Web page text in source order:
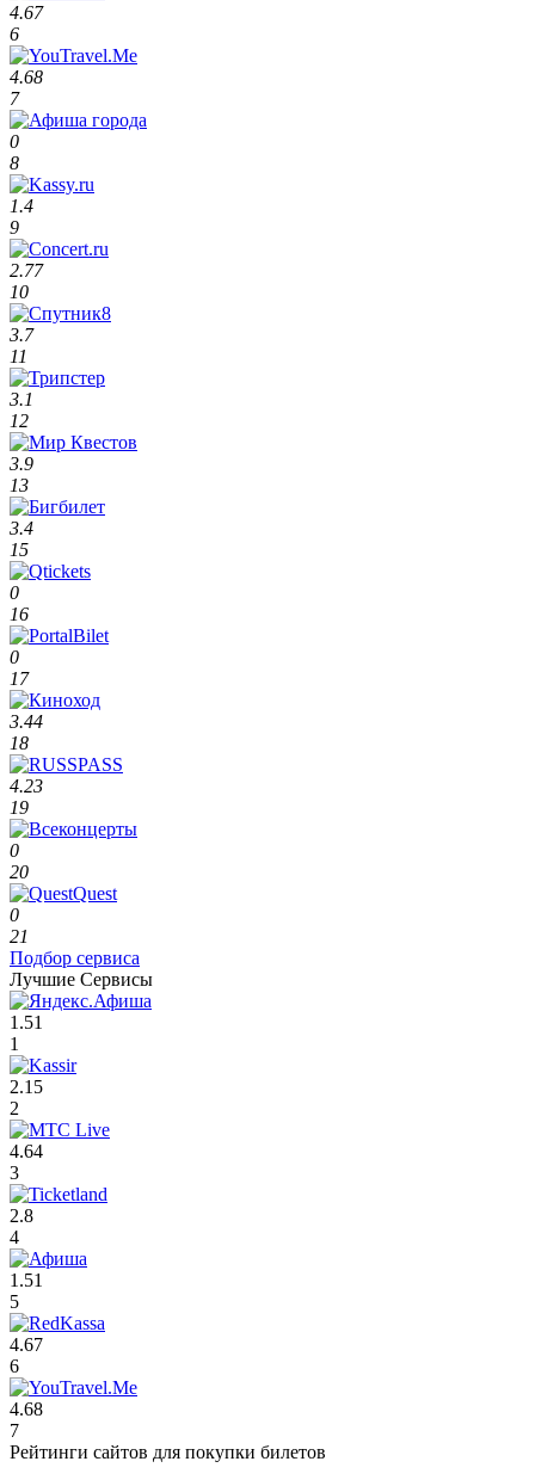
4.67
6
4.68
7
0
8
1.4
9
2.77
10
3.7
11
3.1
12
3.9
13
3.4
15
0
16
0
17
3.44
18
4.23
19
0
20
0
21
Подбор сервиса
Лучшие Сервисы
1.51
1
2.15
2
4.64
3
2.8
4
1.51
5
4.67
6
4.68
7
Рейтинги сайтов для покупки билетов